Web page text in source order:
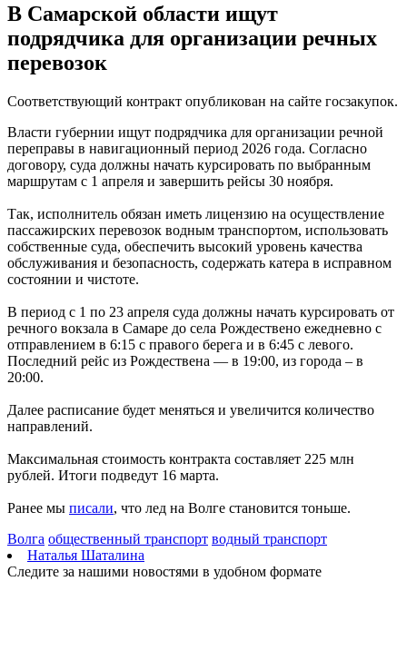
08.08.2026 | 21:07
Есть погибшие: в Ставропольском районе столкнулись две
моторные лодки
08.08.2026 | 20:33
Вячеслав Федорищев – в топ-3 губернаторов по количеству
подписчиков в "МАКСе"
08.08.2026 | 20:01
Состав ХК ЦСК ВВС пополнили два нападающих
08.08.2026 | 19:39
Вячеслав Федорищев: "В Самарской области сильные,
спортивные и талантливые люди"
08.08.2026 | 19:11
8 августа самарские "Крылья Советов" на домашнем стадионе
уступили "Балтике"
08.08.2026 | 18:41
Вячеслав Федорищев: "У нас очень сильная федерация
прыжков на батуте"
08.08.2026 | 17:57
Самарцев приглашают на бесплатные тренировки 9 августа
08.08.2026 | 17:38
8 августа в Самаре косят траву на 20-ти улицах
08.08.2026 | 17:08
Школы Самарской области перейдут на обновленную
программу с 1 сентября
08.08.2026 | 16:39
В Самарской области 8 августа объявили штормовое
предупреждение
08.08.2026 | 16:30
Вячеслав Федорищев вручил награды спортсменам, тренерам
и ветеранам
08.08.2026 | 15:59
Где в Самаре отключат холодную воду с 10 по 12 августа:
список адресов
08.08.2026 | 15:44
Ливень с грозой и жара до 35 °C ожидаются в Самарской
области 9 августа
В Самарской области ищут
подрядчика для организации речных
перевозок
Соответствующий контракт опубликован на сайте госзакупок.
Власти губернии ищут подрядчика для организации речной
переправы в навигационный период 2026 года. Согласно
договору, суда должны начать курсировать по выбранным
маршрутам с 1 апреля и завершить рейсы 30 ноября.
Так, исполнитель обязан иметь лицензию на осуществление
пассажирских перевозок водным транспортом, использовать
собственные суда, обеспечить высокий уровень качества
обслуживания и безопасность, содержать катера в исправном
состоянии и чистоте.
В период с 1 по 23 апреля суда должны начать курсировать от
речного вокзала в Самаре до села Рождествено ежедневно с
отправлением в 6:15 с правого берега и в 6:45 с левого.
Последний рейс из Рождествена — в 19:00, из города – в
20:00.
Далее расписание будет меняться и увеличится количество
направлений.
Максимальная стоимость контракта составляет 225 млн
рублей. Итоги подведут 16 марта.
Ранее мы писали, что лед на Волге становится тоньше.
Волга общественный транспорт водный транспорт
Наталья Шаталина
Следите за нашими новостями в удобном формате